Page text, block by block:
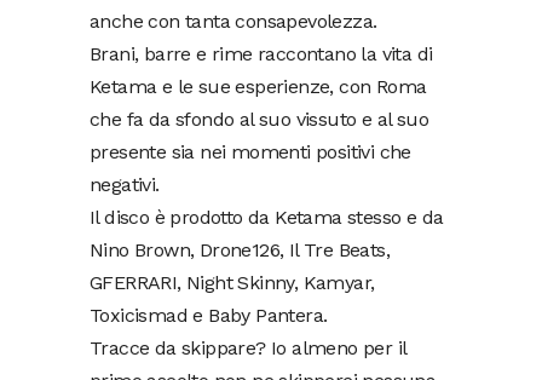
anche con tanta consapevolezza.
Brani, barre e rime raccontano la vita di
Ketama e le sue esperienze, con Roma
che fa da sfondo al suo vissuto e al suo
presente sia nei momenti positivi che
negativi.
Il disco è prodotto da Ketama stesso e da
Nino Brown, Drone126, Il Tre Beats,
GFERRARI, Night Skinny, Kamyar,
Toxicismad e Baby Pantera.
Tracce da skippare? Io almeno per il